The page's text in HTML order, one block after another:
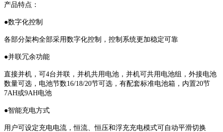
产品特点：
●数字化控制
各部分架构全部采用数字化控制，控制系统更加稳定可靠
●并联冗余功能
直接并机，可4台并联，并机共用电池，并机可共用电池组，外接电池
数量可选，电池节数16/18/20节可选，有配套标准电池箱，内置20节
7AH或9AH电池
●智能充电方式
用户可设定充电电流，恒流、恒压和浮充充电模式可自动平滑切换